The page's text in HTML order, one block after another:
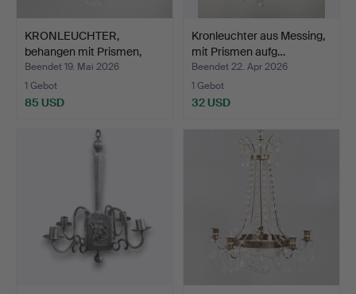
KRONLEUCHTER,
behangen mit Prismen,
Messin…
Beendet 19. Mai 2026
1 Gebot
85 USD
Kronleuchter aus Messing,
mit Prismen aufg…
Beendet 22. Apr 2026
1 Gebot
32 USD